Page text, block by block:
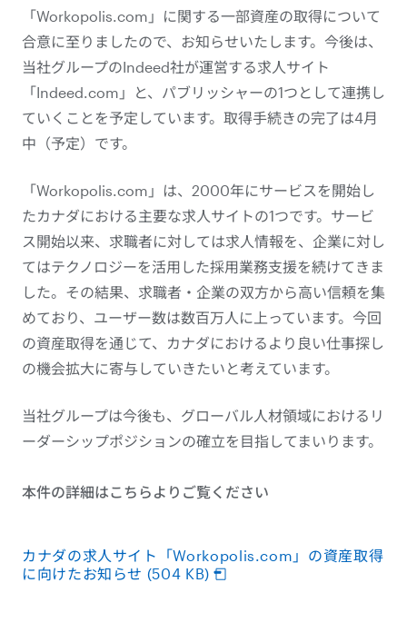
「Workopolis.com」に関する一部資産の取得について
合意に至りましたので、お知らせいたします。今後は、
当社グループのIndeed社が運営する求人サイト
「Indeed.com」と、パブリッシャーの1つとして連携し
ていくことを予定しています。取得手続きの完了は4月
中（予定）です。
「Workopolis.com」は、2000年にサービスを開始し
たカナダにおける主要な求人サイトの1つです。サービ
ス開始以来、求職者に対しては求人情報を、企業に対し
てはテクノロジーを活用した採用業務支援を続けてきま
した。その結果、求職者・企業の双方から高い信頼を集
めており、ユーザー数は数百万人に上っています。今回
の資産取得を通じて、カナダにおけるより良い仕事探し
の機会拡大に寄与していきたいと考えています。
当社グループは今後も、グローバル人材領域におけるリ
ーダーシップポジションの確立を目指してまいります。
本件の詳細はこちらよりご覧ください
カナダの求人サイト「Workopolis.com」の資産取得
に向けたお知らせ (504 KB)